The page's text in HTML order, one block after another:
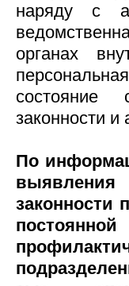
наряду с
органах
состояние
законности и
По
законности